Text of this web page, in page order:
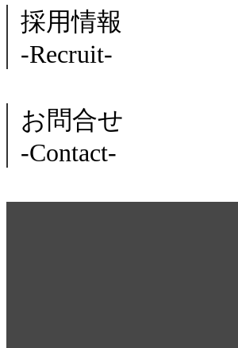
採用情報
-Recruit-
お問合せ
-Contact-